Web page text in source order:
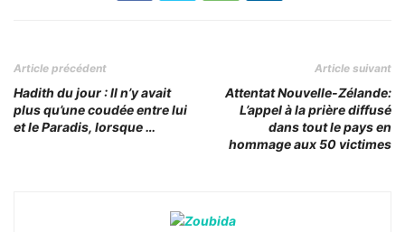
Article précédent
Hadith du jour : Il n’y avait
plus qu’une coudée entre lui
et le Paradis, lorsque …
Article suivant
Attentat Nouvelle-Zélande:
L’appel à la prière diffusé
dans tout le pays en
hommage aux 50 victimes